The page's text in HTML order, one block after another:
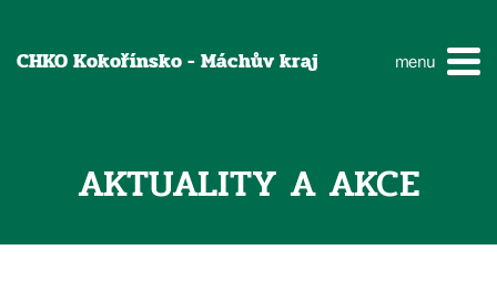
CHKO Kokořínsko - Máchův kraj menu
AKTUALITY A AKCE